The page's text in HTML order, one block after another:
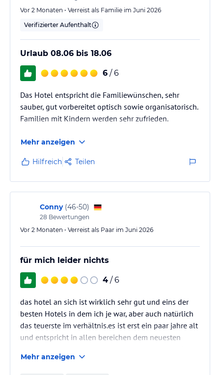
Vor 2 Monaten • Verreist als Familie im Juni 2026
Verifizierter Aufenthalt
Urlaub 08.06 bis 18.06
6 / 6
Das Hotel entspricht die Familiewünschen, sehr
sauber, gut vorbereitet optisch sowie organisatorisch.
Familien mit Kindern werden sehr zufrieden.
Mehr anzeigen
Hilfreich Teilen
Conny (46-50)
28 Bewertungen
Vor 2 Monaten • Verreist als Paar im Juni 2026
für mich leider nichts
4 / 6
das hotel an sich ist wirklich sehr gut und eins der
besten Hotels in dem ich je war, aber auch natürlich
das teuerste im verhältnis.es ist erst ein paar jahre alt
und entspricht in allen bereichen dem neuesten
die strandbar war wirklich sehr schön.
Mehr anzeigen